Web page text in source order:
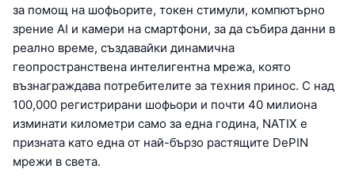
за помощ на шофьорите, токен стимули, компютърно
зрение AI и камери на смартфони, за да събира данни в
реално време, създавайки динамична
геопространствена интелигентна мрежа, която
възнаграждава потребителите за техния принос. С над
100,000 регистрирани шофьори и почти 40 милиона
изминати километри само за една година, NATIX е
призната като една от най-бързо растящите DePIN
мрежи в света.